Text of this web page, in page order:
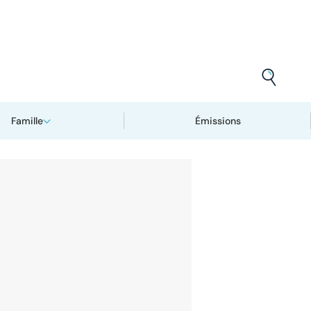
Famille Émissions